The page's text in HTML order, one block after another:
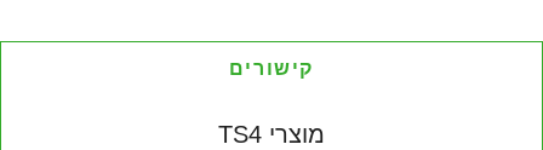
קישורים
מוצרי TS4